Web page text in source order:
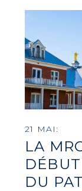
21 MAI:
LA
DU